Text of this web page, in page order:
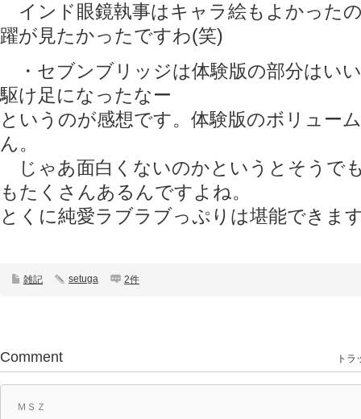
インド眼鏡執事はキャラ絵もよかった
躍が見たかったですわ(笑)
・セブンブリッジは体験版の部分はい
駆け足になったなー
というのが感想です。体験版のボリュー
ん。
じゃあ面白くないのかというとそうで
もたくさんあるんですよね。
とくに純愛ラブラブっぷりは堪能できま
雑記 setuga 2件
Comment トラ
ＭＳＺ